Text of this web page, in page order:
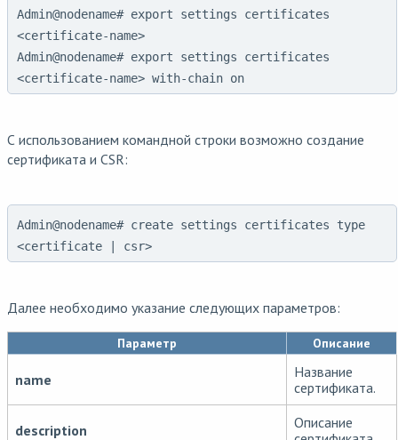
Admin@nodename# export settings certificates
<certificate-name>
Admin@nodename# export settings certificates
<certificate-name> with-chain on
С использованием командной строки возможно создание
сертификата и CSR:
Admin@nodename# create settings certificates type
<certificate | csr>
Далее необходимо указание следующих параметров:
Параметр Описание
name
Название
сертификата.
description
Описание